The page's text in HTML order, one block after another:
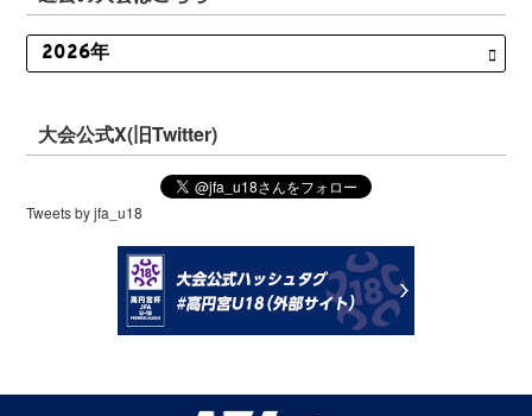
大会公式X(旧Twitter)
Tweets by jfa_u18